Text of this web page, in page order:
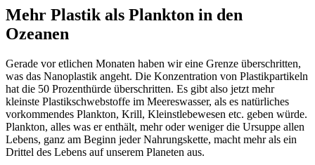
Mehr Plastik als Plankton in den
Ozeanen
Gerade vor etlichen Monaten haben wir eine Grenze überschritten,
was das Nanoplastik angeht. Die Konzentration von Plastikpartikeln
hat die 50 Prozenthürde überschritten. Es gibt also jetzt mehr
kleinste Plastikschwebstoffe im Meereswasser, als es natürliches
vorkommendes Plankton, Krill, Kleinstlebewesen etc. geben würde.
Plankton, alles was er enthält, mehr oder weniger die Ursuppe allen
Lebens, ganz am Beginn jeder Nahrungskette, macht mehr als ein
Drittel des Lebens auf unserem Planeten aus.